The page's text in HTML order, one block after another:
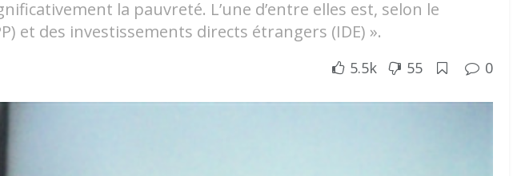
la pauvreté. L’une d’entre elles est, selon le
et des investissements directs étrangers (IDE) ».
5.5k 55 0